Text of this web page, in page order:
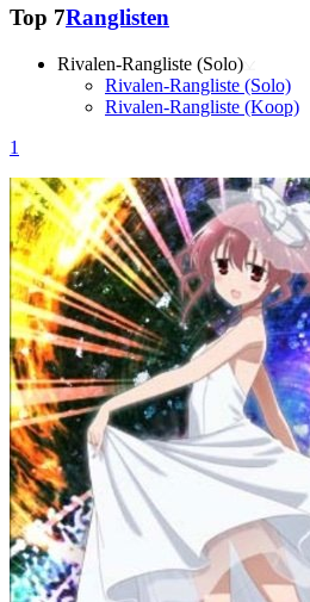
Top 7Ranglisten
Rivalen-Rangliste (Solo)
Rivalen-Rangliste (Solo)
Rivalen-Rangliste (Koop)
1